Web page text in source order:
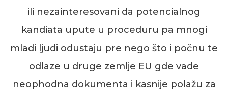
ili nezainteresovani da potencialnog
kandiata upute u proceduru pa mnogi
mladi ljudi odustaju pre nego što i počnu te
odlaze u druge zemlje EU gde vade
neophodna dokumenta i kasnije polažu za